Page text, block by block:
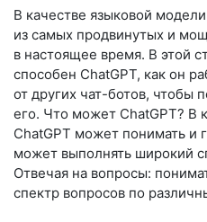
В качестве языковой
из самых продвинутых и
в настоящее время. В этой
способен ChatGPT, как он
от других чат-ботов, чтобы
его. Что может ChatGPT? В
ChatGPT может понимать и
может выполнять широкий
Отвечая на вопросы:
спектр вопросов по